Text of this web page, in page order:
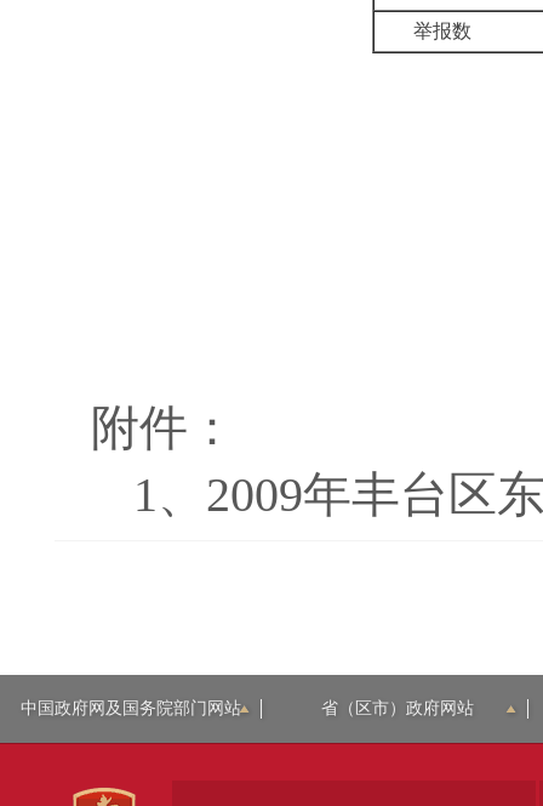
举报数
附件：
1、 2009年丰台区
中国政府网及国务院部门网站 省（区市）政府网站